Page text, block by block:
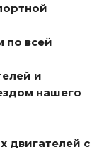
по всей
и
нашего
двигателей с